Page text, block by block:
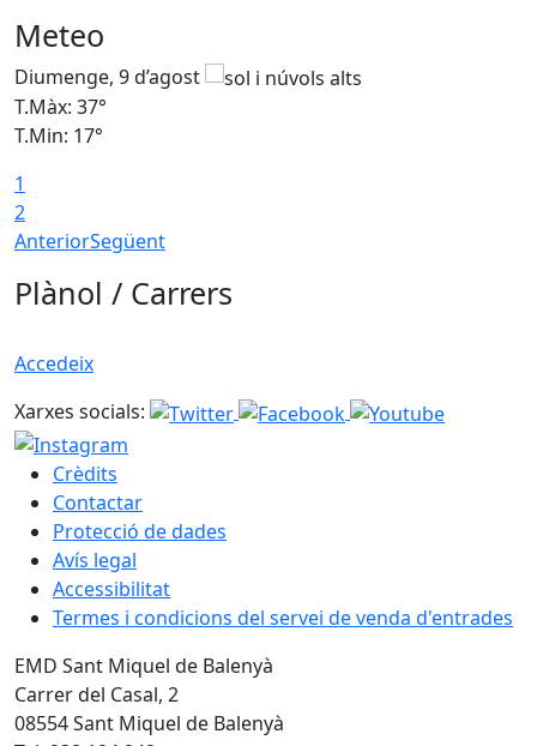
Meteo
Diumenge, 9 d’agost
T.Màx: 37°
T.Min: 17°
1
2
AnteriorSegüent
Plànol / Carrers
Accedeix
Xarxes socials:
Crèdits
Contactar
Protecció de dades
Avís legal
Accessibilitat
Termes i condicions del servei de venda d'entrades
EMD Sant Miquel de Balenyà
Carrer del Casal, 2
08554 Sant Miquel de Balenyà